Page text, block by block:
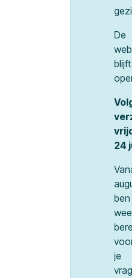
De
blijft
24
ben
je